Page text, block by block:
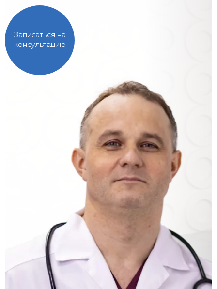
Записаться на
консультацию